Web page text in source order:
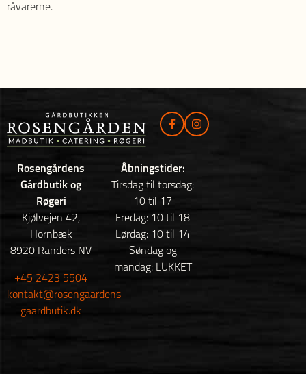
råvarerne.
Rosengårdens
Gårdbutik og
Røgeri
Kjølvejen 42,
Hornbæk
8920 Randers NV
+45 2423 5504
kontakt@rosengaardens-
gaardbutik.dk
Åbningstider:
Tirsdag til torsdag:
10 til 17
Fredag: 10 til 18
Lørdag: 10 til 14
Søndag og
mandag: LUKKET